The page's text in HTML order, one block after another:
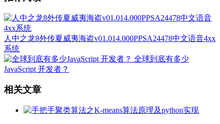
人中之龙8外传夏威夷海盗v01.014.000PPSA24478中文语音4xx
系统
全球到底有多少
JavaScript 开发者？
相关文章